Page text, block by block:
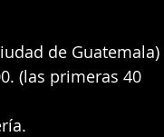
de Guatemala)
(las primeras 40